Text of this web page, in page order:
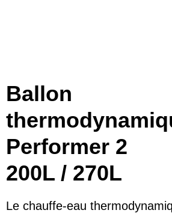
Ballon
Performer 2
200L / 270L
Le chauffe-eau